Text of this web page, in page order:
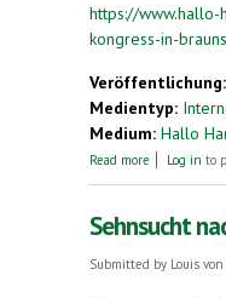
https://
kongress-in-
Veröffentlichung:
Medientyp:
Medium: Hallo
Read more about
Log in to
Sehnsucht
Submitted by Louis von